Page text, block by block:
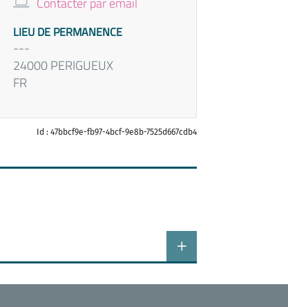
LIEU DE PERMANENCE
---
24000 PERIGUEUX
FR
Id : 47bbcf9e-fb97-4bcf-9e8b-7525d667cdb4